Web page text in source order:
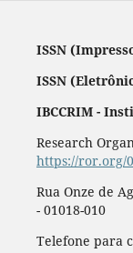
ISSN
ISSN
IBCCRIM -
Research
https://ror.org/
Rua Onze de
- 01018-010
Telefone para